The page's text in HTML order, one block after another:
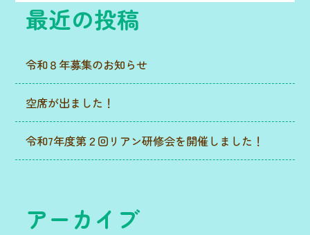
最近の投稿
令和８年募集のお知らせ
空席が出ました！
令和7年度第２回リアン研修会を開催しました！
アーカイブ